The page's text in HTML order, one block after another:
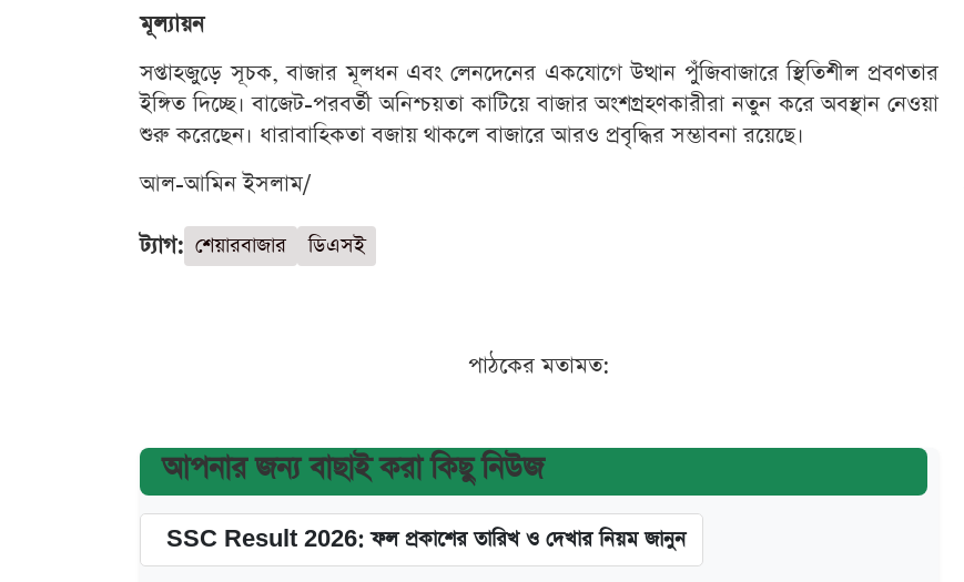
মূল্যায়ন
সপ্তাহজুড়ে সূচক, বাজার মূলধন এবং লেনদেনের একযোগে উত্থান পুঁজিবাজারে স্থিতিশীল প্রবণতার
ইঙ্গিত দিচ্ছে। বাজেট-পরবর্তী অনিশ্চয়তা কাটিয়ে বাজার অংশগ্রহণকারীরা নতুন করে অবস্থান নেওয়া
শুরু করেছেন। ধারাবাহিকতা বজায় থাকলে বাজারে আরও প্রবৃদ্ধির সম্ভাবনা রয়েছে।
আল-আমিন ইসলাম/
ট্যাগ: শেয়ারবাজার ডিএসই
পাঠকের মতামত:
আপনার জন্য বাছাই করা কিছু নিউজ
SSC Result 2026: ফল প্রকাশের তারিখ ও দেখার নিয়ম জানুন